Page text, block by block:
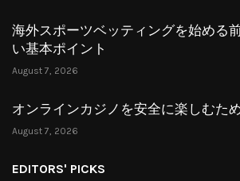
海外スポーツベッティングを始める
い基本ポイント
August 7, 2026
オンラインカジノを安全に楽しむた
August 7, 2026
EDITORS' PICKS